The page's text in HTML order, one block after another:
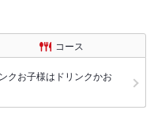
コース
クお子様はドリンクかお